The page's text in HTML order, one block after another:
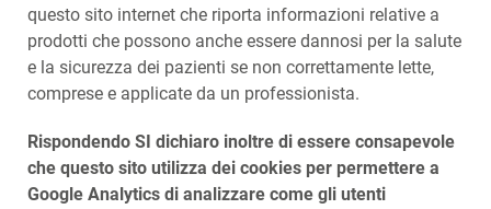
questo sito internet che riporta informazioni relative a
prodotti che possono anche essere dannosi per la salute
e la sicurezza dei pazienti se non correttamente lette,
comprese e applicate da un professionista.
Rispondendo SI dichiaro inoltre di essere consapevole
che questo sito utilizza dei cookies per permettere a
Google Analytics di analizzare come gli utenti